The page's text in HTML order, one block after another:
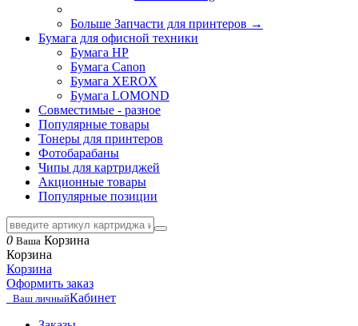
Больше Запчасти для принтеров →
Бумага для офисной техники
Бумага HP
Бумага Canon
Бумага XEROX
Бумага LOMOND
Совместимые - разное
Популярные товары
Тонеры для принтеров
Фотобарабаны
Чипы для картриджей
Акционные товары
Популярные позиции
0 Ваша Корзина
Корзина
Корзина
Оформить заказ
Ваш личныйКабинет